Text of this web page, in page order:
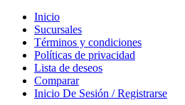
Inicio
Sucursales
Términos y condiciones
Políticas de privacidad
Lista de deseos
Comparar
Inicio De Sesión / Registrarse